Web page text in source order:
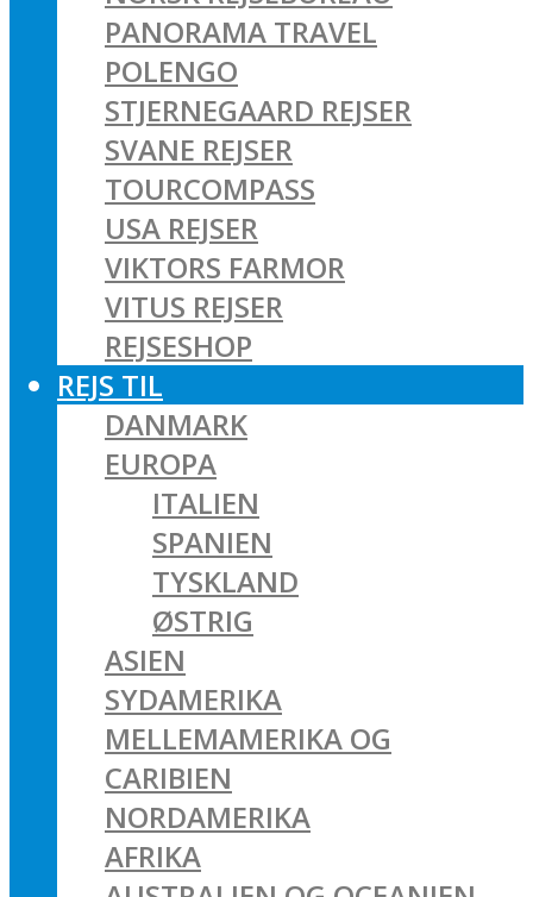
PANORAMA TRAVEL
POLENGO
STJERNEGAARD REJSER
SVANE REJSER
TOURCOMPASS
USA REJSER
VIKTORS FARMOR
VITUS REJSER
REJSESHOP
REJS TIL
DANMARK
EUROPA
ITALIEN
SPANIEN
TYSKLAND
ØSTRIG
ASIEN
SYDAMERIKA
MELLEMAMERIKA OG
CARIBIEN
NORDAMERIKA
AFRIKA